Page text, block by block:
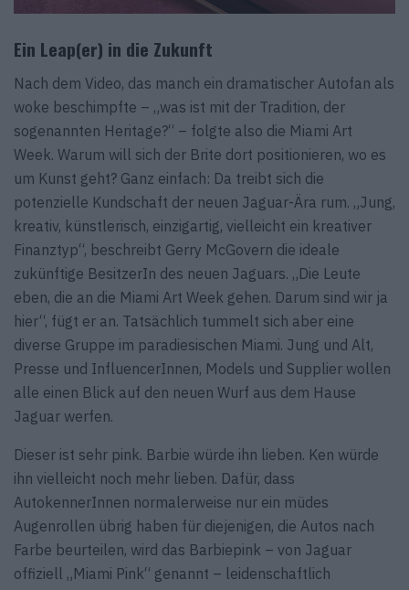
Ein Leap(er) in die Zukunft
Nach dem Video, das manch ein dramatischer Autofan als
woke beschimpfte – „was ist mit der Tradition, der
sogenannten Heritage?“ – folgte also die Miami Art
Week. Warum will sich der Brite dort positionieren, wo es
um Kunst geht? Ganz einfach: Da treibt sich die
potenzielle Kundschaft der neuen Jaguar-Ära rum. „Jung,
kreativ, künstlerisch, einzigartig, vielleicht ein kreativer
Finanztyp“, beschreibt Gerry McGovern die ideale
zukünftige BesitzerIn des neuen Jaguars. „Die Leute
eben, die an die Miami Art Week gehen. Darum sind wir ja
hier“, fügt er an. Tatsächlich tummelt sich aber eine
diverse Gruppe im paradiesischen Miami. Jung und Alt,
Presse und InfluencerInnen, Models und Supplier wollen
alle einen Blick auf den neuen Wurf aus dem Hause
Jaguar werfen.
Dieser ist sehr pink. Barbie würde ihn lieben. Ken würde
ihn vielleicht noch mehr lieben. Dafür, dass
AutokennerInnen normalerweise nur ein müdes
Augenrollen übrig haben für diejenigen, die Autos nach
Farbe beurteilen, wird das Barbiepink – von Jaguar
offiziell „Miami Pink“ genannt – leidenschaftlich